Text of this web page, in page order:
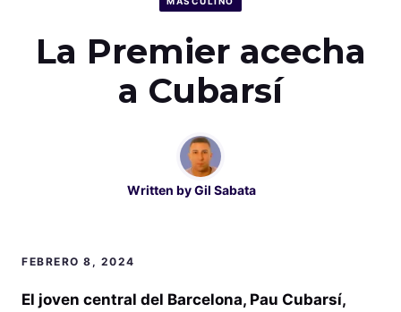
La Premier acecha
a Cubarsí
Written byGil Sabata
FEBRERO 8, 2024
El joven central del Barcelona, Pau Cubarsí,